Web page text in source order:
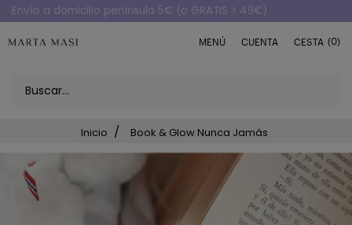
MENÚ CUENTA CESTA (0)
Inicio Book & Glow Nunca Jamás